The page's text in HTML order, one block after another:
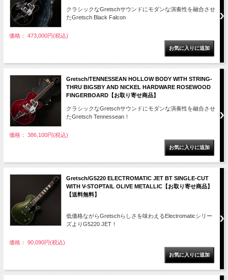
クラシックなGretschサウンドにモダンな演奏性を融合させ
たGretsch Black Falcon
価格： 473,000円(税込)
Gretsch/TENNESSEAN HOLLOW BODY WITH STRING-
THRU BIGSBY AND NICKEL HARDWARE ROSEWOOD
FINGERBOARD【お取り寄せ商品】
クラシックなGretschサウンドにモダンな演奏性を融合させ
たGretsch Tennessean！
価格： 386,100円(税込)
Gretsch/G5220 ELECTROMATIC JET BT SINGLE-CUT
WITH V-STOPTAIL OLIVE METALLIC【お取り寄せ商品】
【送料無料】
低価格ながらGretschらしさを味わえるElectromaticシリー
ズよりG5220 JET！
価格： 90,090円(税込)